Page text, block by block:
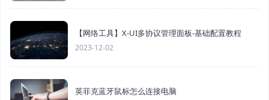
【网络工具】X-UI多协议管理面板-基础配置教程
2023-12-02
英菲克蓝牙鼠标怎么连接电脑